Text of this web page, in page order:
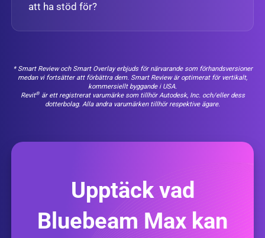
att ha stöd för?
* Smart Review och Smart Overlay erbjuds för närvarande som förhandsversioner
medan vi fortsätter att förbättra dem. Smart Review är optimerat för vertikalt,
kommersiellt byggande i USA.
Revit®är ett registrerat varumärke som tillhör Autodesk, Inc. och/eller dess
dotterbolag. Alla andra varumärken tillhör respektive ägare.
Upptäck vad
Bluebeam Max kan